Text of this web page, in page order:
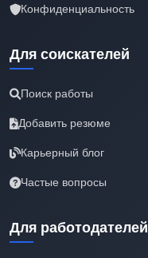
Конфиденциальность
Для соискателей
Поиск работы
Добавить резюме
Карьерный блог
Частые вопросы
Для работодателей